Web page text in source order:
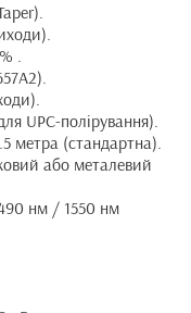
.
UPC-полірування).
метра (стандартна).
або металевий
нм / 1550 нм